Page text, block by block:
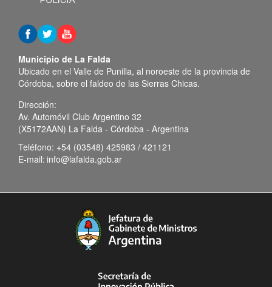
Municipio de La Falda
Ubicado en el Valle de Punilla, al noroeste de la provincia de
Córdoba, sobre el faldeo de las Sierras Chicas.
Dirección:
Av. Automóvil Club Argentino 32
(X5172AAN) La Falda - Córdoba - Argentina
Teléfono: +54 (03548) 425983 / 421121
E-mail: info@lafalda.gob.ar